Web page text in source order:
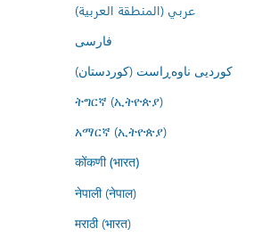
عربي (المنطقة العربية)
فارسى
کوردیی ناوەڕاست (کوردستان)
ትግርኛ (ኢትዮጵያ)
አማርኛ (ኢትዮጵያ)
कोंकणी (भारत)
नेपाली (नेपाल)
मराठी (भारत)